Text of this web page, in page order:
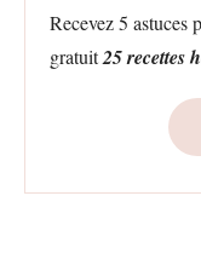
Recevez 5 astuces
gratuit25 recettes